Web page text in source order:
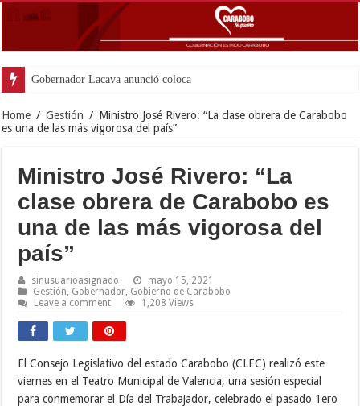
Gobernador Lacava anunció colocación de más de mil 5
Home / Gestión / Ministro José Rivero: “La clase obrera de Carabobo
es una de las más vigorosa del país”
Ministro José Rivero: “La
clase obrera de Carabobo es
una de las más vigorosa del
país”
sinusuarioasignado
mayo 15, 2021
Gestión Gobernador Gobierno de Carabobo
Leave a comment
1,208 Views
El Consejo Legislativo del estado Carabobo (CLEC) realizó este
viernes en el Teatro Municipal de Valencia, una sesión especial
para conmemorar el Día del Trabajador, celebrado el pasado 1ero